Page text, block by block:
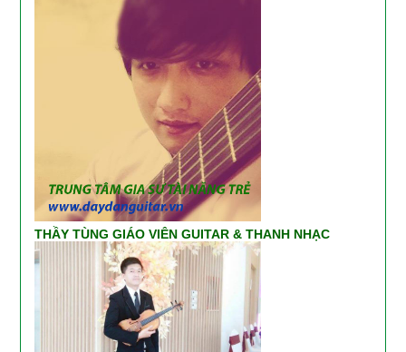
THẦY TÙNG GIÁO VIÊN GUITAR & THANH NHẠC